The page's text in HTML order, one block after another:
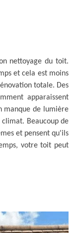
nettoyage du toit.
et cela est moins
totale. Des
apparaissent
manque de lumière
Beaucoup de
et pensent qu'ils
votre toit peut